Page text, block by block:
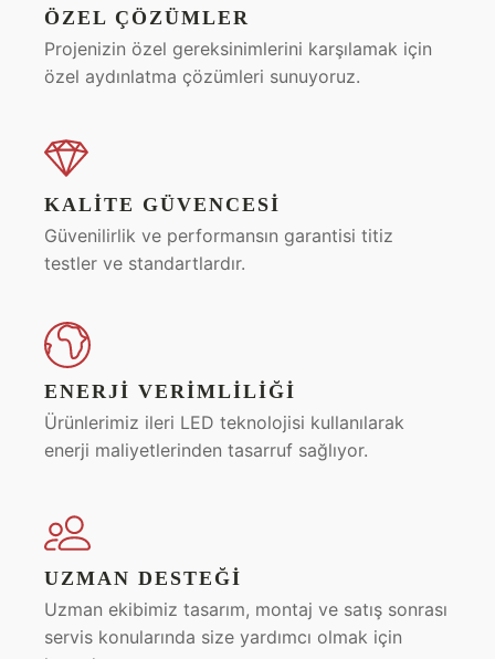
ÖZEL ÇÖZÜMLER
Projenizin özel gereksinimlerini karşılamak için
özel aydınlatma çözümleri sunuyoruz.
KALITE GÜVENCESI
Güvenilirlik ve performansın garantisi titiz
testler ve standartlardır.
ENERJI VERIMLILIĞI
Ürünlerimiz ileri LED teknolojisi kullanılarak
enerji maliyetlerinden tasarruf sağlıyor.
UZMAN DESTEĞI
Uzman ekibimiz tasarım, montaj ve satış sonrası
servis konularında size yardımcı olmak için